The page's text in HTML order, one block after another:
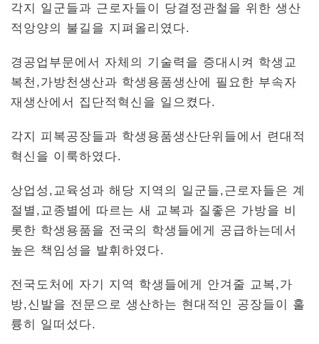
각지 일군들과 근로자들이 당결정관철을 위한 생산
적앙양의 불길을 지펴올리였다.
경공업부문에서 자체의 기술력을 증대시켜 학생교
복천,가방천생산과 학생용품생산에 필요한 부속자
재생산에서 집단적혁신을 일으켰다.
각지 피복공장들과 학생용품생산단위들에서 련대적
혁신을 이룩하였다.
상업성,교육성과 해당 지역의 일군들,근로자들은 계
절별,교종별에 따르는 새 교복과 질좋은 가방을 비
롯한 학생용품을 전국의 학생들에게 공급하는데서
높은 책임성을 발휘하였다.
전국도처에 자기 지역 학생들에게 안겨줄 교복,가
방,신발을 전문으로 생산하는 현대적인 공장들이 훌
륭히 일떠섰다.